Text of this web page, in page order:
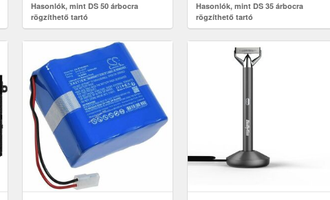
Hasonlók, mint DS 50 árbocra
rögzíthető tartó
Hasonlók, mint DS 35 árbocra
rögzíthető tartó